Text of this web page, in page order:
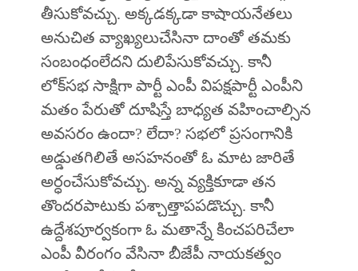
తీసుకోవచ్చు. అక్కడక్కడా కాషాయనేతలు
అనుచిత వ్యాఖ్యలుచేసినా దాంతో తమకు
సంబంధంలేదని దులిపేసుకోవచ్చు. కానీ
లోక్‌సభ సాక్షిగా పార్టీ ఎంపీ విపక్షపార్టీ ఎంపీని
మతం పేరుతో దూషిస్తే బాధ్యత వహించాల్సిన
అవసరం ఉందా? లేదా? సభలో ప్రసంగానికి
అడ్డుతగిలితే అసహనంతో ఓ మాట జారితే
అర్ధంచేసుకోవచ్చు. అన్న వ్యక్తికూడా తన
తొందరపాటుకు పశ్చాత్తాపపడొచ్చు. కానీ
ఉద్దేశపూర్వకంగా ఓ మతాన్నే కించపరిచేలా
ఎంపీ వీరంగం వేసినా బీజేపీ నాయకత్వం